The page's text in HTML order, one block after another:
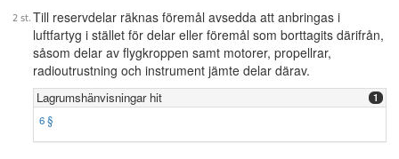
Till reservdelar räknas föremål avsedda att anbringas i
luftfartyg i stället för delar eller föremål som borttagits därifrån,
såsom delar av flygkroppen samt motorer, propellrar,
radioutrustning och instrument jämte delar därav.
Lagrumshänvisningar hit 1
6 §